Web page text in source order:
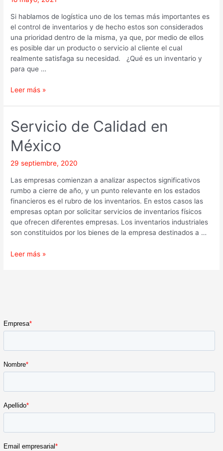
Si hablamos de logística uno de los temas más importantes es
el control de inventarios y de hecho estos son considerados
una prioridad dentro de la misma, ya que, por medio de ellos
es posible dar un producto o servicio al cliente el cual
realmente satisfaga su necesidad. ¿Qué es un inventario y
para que …
empresas
Leer más »
Servicio de Calidad en
México
29 septiembre, 2020
Las empresas comienzan a analizar aspectos significativos
rumbo a cierre de año, y un punto relevante en los estados
financieros es el rubro de los inventarios. En estos casos las
empresas optan por solicitar servicios de inventarios físicos
que ofrecen diferentes empresas. Los inventarios industriales
son constituidos por los bienes de la empresa destinados a …
Servicio
de
Calidad
en
México
Leer más »